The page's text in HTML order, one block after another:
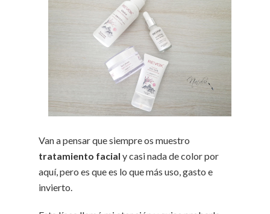
Van a pensar que siempre os muestro
tratamiento facial y casi nada de color por
aquí, pero es que es lo que más uso, gasto e
invierto.